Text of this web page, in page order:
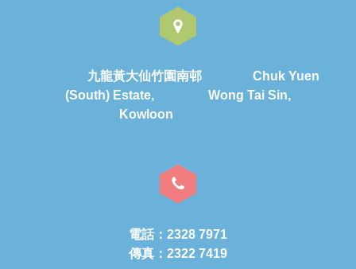
九龍黃大仙竹園南邨 Chuk Yuen
(South) Estate, Wong Tai Sin,
Kowloon
電話：2328 7971
傳真：2322 7419